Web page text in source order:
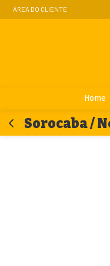
ÁREA DO CLIENTE
Home
Sorocaba /